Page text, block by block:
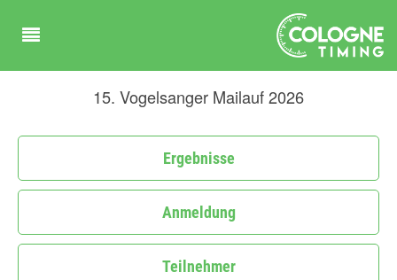
15. Vogelsanger Mailauf 2026
Ergebnisse
Anmeldung
Teilnehmer